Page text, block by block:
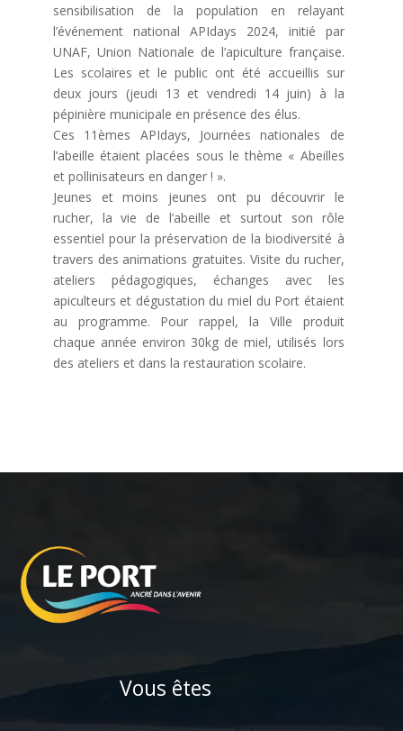
sensibilisation de la population en relayant
l’événement national APIdays 2024, initié par
UNAF, Union Nationale de l’apiculture française.
Les scolaires et le public ont été accueillis sur
deux jours (jeudi 13 et vendredi 14 juin) à la
pépinière municipale en présence des élus.
Ces 11èmes APIdays, Journées nationales de
l’abeille étaient placées sous le thème « Abeilles
et pollinisateurs en danger ! ».
Jeunes et moins jeunes ont pu découvrir le
rucher, la vie de l’abeille et surtout son rôle
essentiel pour la préservation de la biodiversité à
travers des animations gratuites. Visite du rucher,
ateliers pédagogiques, échanges avec les
apiculteurs et dégustation du miel du Port étaient
au programme. Pour rappel, la Ville produit
chaque année environ 30kg de miel, utilisés lors
des ateliers et dans la restauration scolaire.
Vous êtes